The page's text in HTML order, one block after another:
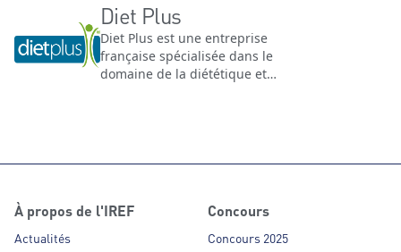
Diet Plus
Diet Plus est une entreprise
française spécialisée dans le
domaine de la diététique et
À propos de l'IREF
Actualités
Concours
Concours 2025